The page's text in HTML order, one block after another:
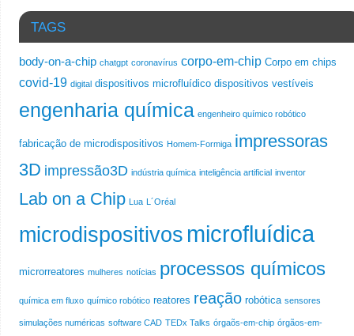
TAGS
body-on-a-chip chatgpt coronavírus corpo-em-chip Corpo em chips
covid-19 digital dispositivos microfluídico dispositivos vestíveis
engenharia química engenheiro químico robótico
fabricação de microdispositivos Homem-Formiga impressoras
3D impressão3D indústria química inteligência artificial inventor
Lab on a Chip Lua L´Oréal
microdispositivos microfluídica
microrreatores mulheres notícias processos químicos
química em fluxo químico robótico reatores reação robótica sensores
simulações numéricas software CAD TEDx Talks órgaõs-em-chip órgãos-em-